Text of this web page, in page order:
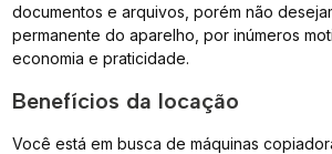
documentos e arquivos, porém não
permanente do aparelho, por inúmeros
economia e praticidade.
Benefícios da locação
Você está em busca de máquinas